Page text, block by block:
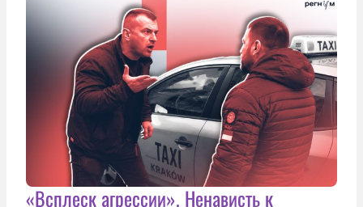
«Всплеск агрессии». Ненависть к